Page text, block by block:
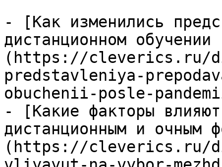
- [Как изменились
дистанционном
(https://cleverics.ru/
predstavleniya-
obuchenii-posle-
- [Какие факторы
дистанционным и очным
(https://cleverics.ru/